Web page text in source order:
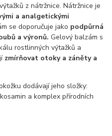
z nátržnice. Nátržnice je
a analgetickými
se doporučuje jako podpůrná
a výronů. Gelový balzám s
rostlinných výtažků a
zmírňovat otoky a záněty a
dodávají jeho složky:
a komplex přírodních